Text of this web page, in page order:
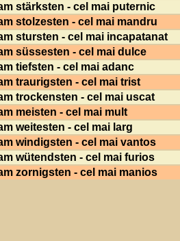
stärksten - cel mai puternic
stolzesten - cel mai mandru
stursten - cel mai incapatanat
süssesten - cel mai dulce
tiefsten - cel mai adanc
traurigsten - cel mai trist
trockensten - cel mai uscat
meisten - cel mai mult
weitesten - cel mai larg
windigsten - cel mai vantos
wütendsten - cel mai furios
zornigsten - cel mai manios